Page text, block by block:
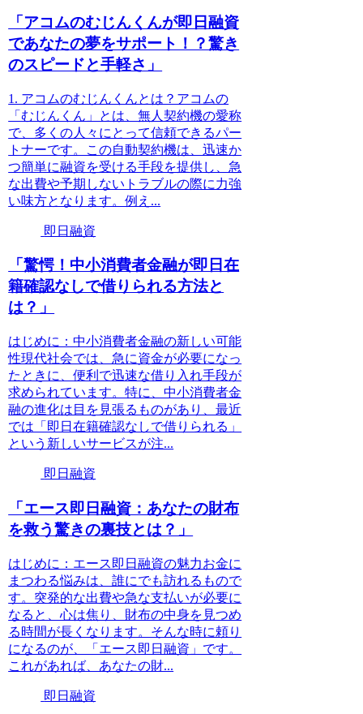
「アコムのむじんくんが即日融資
であなたの夢をサポート！？驚き
のスピードと手軽さ」
1. アコムのむじんくんとは？アコムの
「むじんくん」とは、無人契約機の愛称
で、多くの人々にとって信頼できるパー
トナーです。この自動契約機は、迅速か
つ簡単に融資を受ける手段を提供し、急
な出費や予期しないトラブルの際に力強
い味方となります。例え...
即日融資
「驚愕！中小消費者金融が即日在
籍確認なしで借りられる方法と
は？」
はじめに：中小消費者金融の新しい可能
性現代社会では、急に資金が必要になっ
たときに、便利で迅速な借り入れ手段が
求められています。特に、中小消費者金
融の進化は目を見張るものがあり、最近
では「即日在籍確認なしで借りられる」
という新しいサービスが注...
即日融資
「エース即日融資：あなたの財布
を救う驚きの裏技とは？」
はじめに：エース即日融資の魅力お金に
まつわる悩みは、誰にでも訪れるもので
す。突発的な出費や急な支払いが必要に
なると、心は焦り、財布の中身を見つめ
る時間が長くなります。そんな時に頼り
になるのが、「エース即日融資」です。
これがあれば、あなたの財...
即日融資